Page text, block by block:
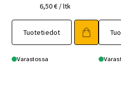
6,50€ / ltk
Tuotetiedot
Varastossa